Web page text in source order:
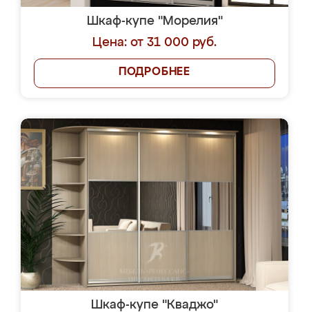
Шкаф-купе "Морелия"
Цена: от 31 000 руб.
ПОДРОБНЕЕ
Шкаф-купе "Кваджо"